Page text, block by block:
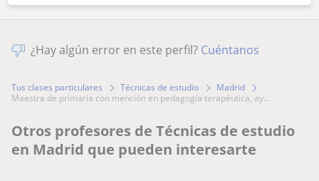
¿Hay algún error en este perfil? Cuéntanos
Tus clases particulares Técnicas de estudio
Madrid
maestra de primaria con mención en pedagogía terapéutica, ay...
Otros profesores de Técnicas de estudio
en Madrid que pueden interesarte